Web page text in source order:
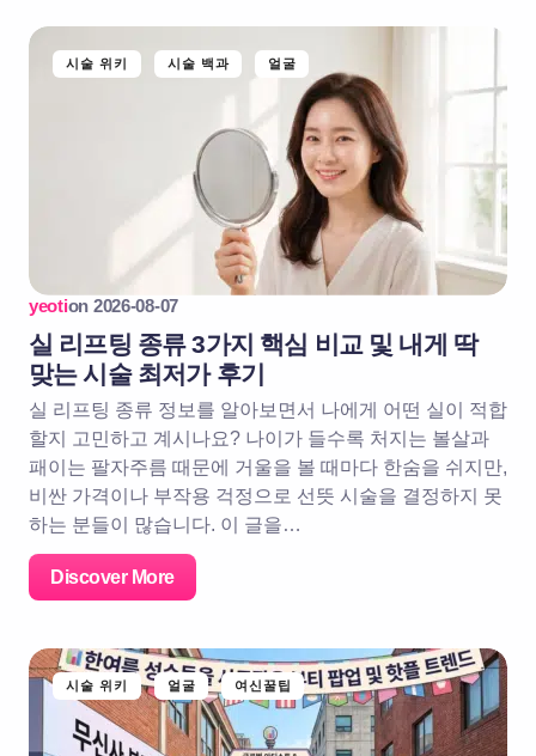
시술 위키 시술 백과 얼굴
yeotion 2026-08-07
실 리프팅 종류 3가지 핵심 비교 및 내게 딱
맞는 시술 최저가 후기
실 리프팅 종류 정보를 알아보면서 나에게 어떤 실이 적합
할지 고민하고 계시나요? 나이가 들수록 처지는 볼살과
패이는 팔자주름 때문에 거울을 볼 때마다 한숨을 쉬지만,
비싼 가격이나 부작용 걱정으로 선뜻 시술을 결정하지 못
하는 분들이 많습니다. 이 글을…
Discover More
시술 위키 얼굴 여신꿀팁